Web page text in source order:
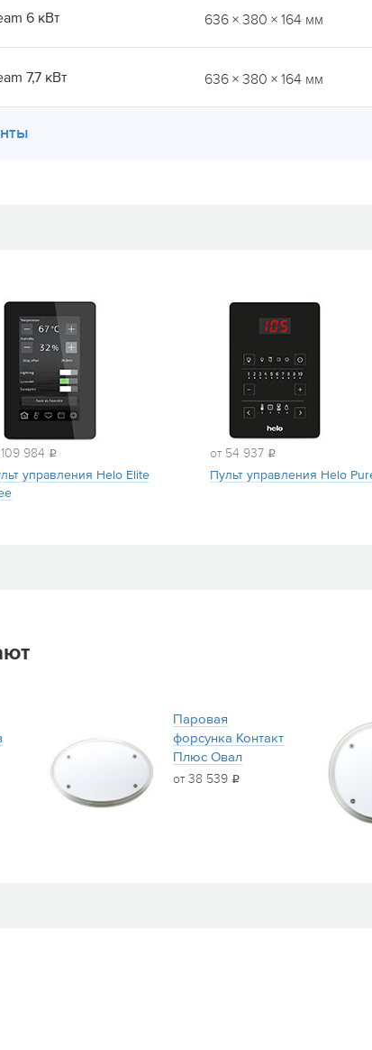
6 кВт 636 × 380 × 164 мм
7,7 кВт 636 × 380 × 164 мм
984 i
управления Helo Elite
от 54 937 i
Пульт управления Helo
Паровая
форсунка Контакт
Плюс Овал
от 38 539 i